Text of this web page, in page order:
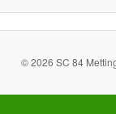
© 2026 SC 84